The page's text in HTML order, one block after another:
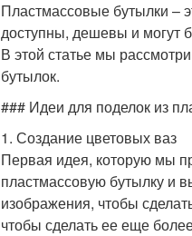
Пластмассовые бутылки –
доступны, дешевы и могут
В этой статье мы
бутылок.
### Идеи для поделок из
1. Создание цветовых ваз
Первая идея, которую мы
пластмассовую бутылку и
изображения, чтобы
чтобы сделать ее еще